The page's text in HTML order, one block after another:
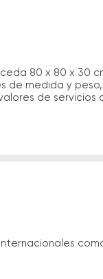
80 x 80 x 30
de medida y
de servicios